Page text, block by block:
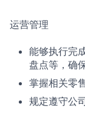
运营管理
能够执行完
盘点等，确
掌握相关零
规定遵守公